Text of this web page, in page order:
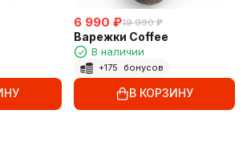
6 990 ₽19 990 ₽
Варежки Coffee
В наличии
+175 бонусов
В КОРЗИНУ